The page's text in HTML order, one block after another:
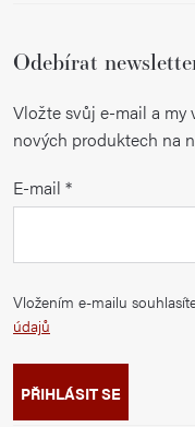
Odebírat
Vložte svůj e-mail a my
nových produktech na
E-mail
Vložením e-mailu
údajů
PŘIHLÁSIT SE